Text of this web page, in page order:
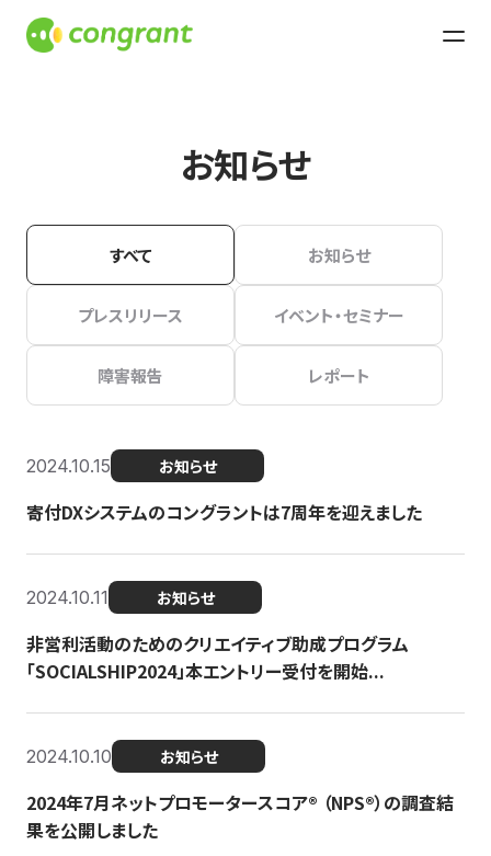
お知らせ
すべて お知らせ
プレスリリース イベント・セミナー
障害報告 レポート
2024.10.15 お知らせ
寄付DXシステムのコングラントは7周年を迎えました
2024.10.11 お知らせ
非営利活動のためのクリエイティブ助成プログラム
「SOCIALSHIP2024」本エントリー受付を開始...
2024.10.10 お知らせ
2024年7月ネットプロモータースコア®︎ （NPS®︎）の調査結
果を公開しました